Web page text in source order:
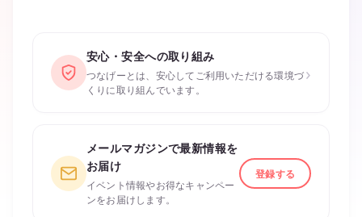
安心・安全への取り組み
つなげーとは、安心してご利用いただける環境づ
くりに取り組んでいます。
›
メールマガジンで最新情報を
お届け
イベント情報やお得なキャンペー
ンをお届けします。
登録する